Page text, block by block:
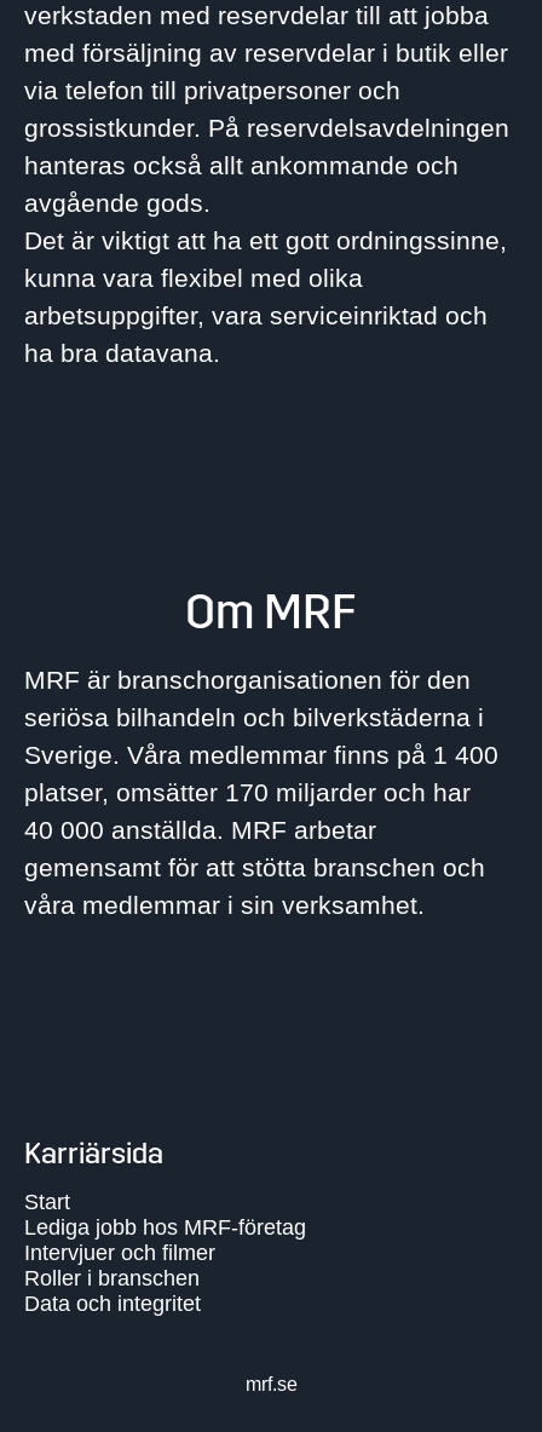
verkstaden med reservdelar till att jobba
med försäljning av reservdelar i butik eller
via telefon till privatpersoner och
grossistkunder. På reservdelsavdelningen
hanteras också allt ankommande och
avgående gods.
Det är viktigt att ha ett gott ordningssinne,
kunna vara flexibel med olika
arbetsuppgifter, vara serviceinriktad och
ha bra datavana.
Om MRF
MRF är branschorganisationen för den
seriösa bilhandeln och bilverkstäderna i
Sverige. Våra medlemmar finns på 1 400
platser, omsätter 170 miljarder och har
40 000 anställda. MRF arbetar
gemensamt för att stötta branschen och
våra medlemmar i sin verksamhet.
Karriärsida
Start
Lediga jobb hos MRF-företag
Intervjuer och filmer
Roller i branschen
Data och integritet
mrf.se